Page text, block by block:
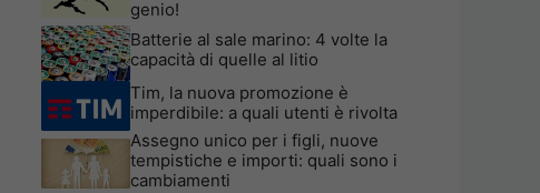
genio!
Batterie al sale marino: 4 volte la
capacità di quelle al litio
Tim, la nuova promozione è
imperdibile: a quali utenti è rivolta
Assegno unico per i figli, nuove
tempistiche e importi: quali sono i
cambiamenti